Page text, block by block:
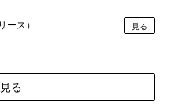
ース） 見る
る